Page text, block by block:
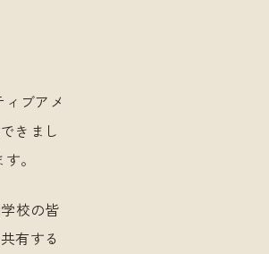
ブアメ
きまし
。
校の皆
有する